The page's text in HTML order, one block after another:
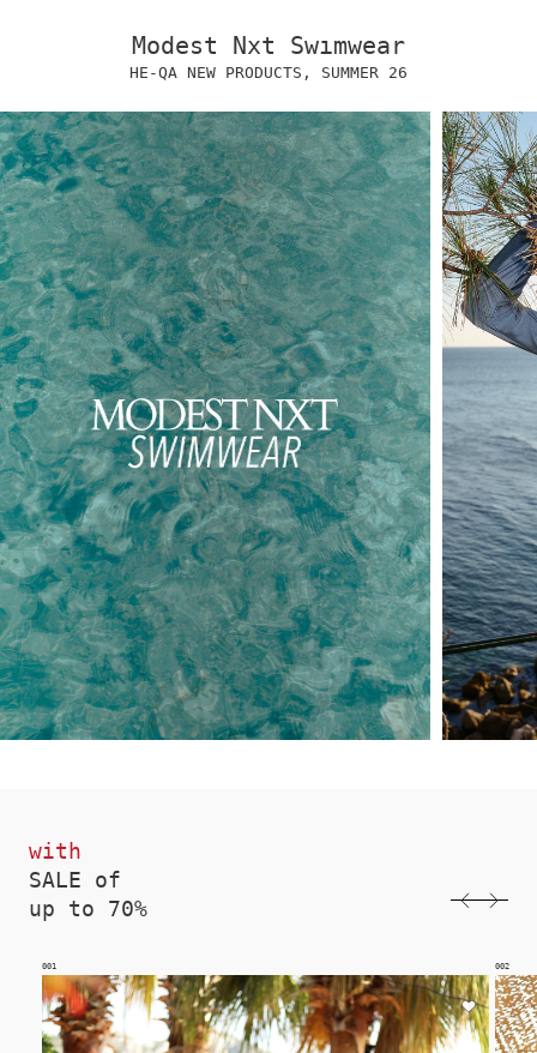
Modest Nxt Swımwear
HE-QA NEW PRODUCTS, SUMMER 26
with
SALE of
up to 70%
002 003